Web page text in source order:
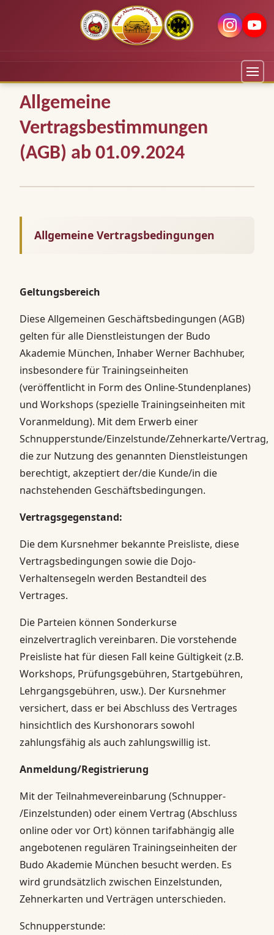
Allgemeine
Vertragsbestimmungen
(AGB) ab 01.09.2024
Allgemeine Vertragsbedingungen
Geltungsbereich
Diese Allgemeinen Geschäftsbedingungen (AGB)
gelten für alle Dienstleistungen der Budo
Akademie München, Inhaber Werner Bachhuber,
insbesondere für Trainingseinheiten
(veröffentlicht in Form des Online-Stundenplanes)
und Workshops (spezielle Trainingseinheiten mit
Voranmeldung). Mit dem Erwerb einer
Schnupperstunde/Einzelstunde/Zehnerkarte/Vertrag,
die zur Nutzung des genannten Dienstleistungen
berechtigt, akzeptiert der/die Kunde/in die
nachstehenden Geschäftsbedingungen.
Vertragsgegenstand:
Die dem Kursnehmer bekannte Preisliste, diese
Vertragsbedingungen sowie die Dojo-
Verhaltensegeln werden Bestandteil des
Vertrages.
Die Parteien können Sonderkurse
einzelvertraglich vereinbaren. Die vorstehende
Preisliste hat für diesen Fall keine Gültigkeit (z.B.
Workshops, Prüfungsgebühren, Startgebühren,
Lehrgangsgebühren, usw.). Der Kursnehmer
versichert, dass er bei Abschluss des Vertrages
hinsichtlich des Kurshonorars sowohl
zahlungsfähig als auch zahlungswillig ist.
Anmeldung/Registrierung
Mit der Teilnahmevereinbarung (Schnupper-
/Einzelstunden) oder einem Vertrag (Abschluss
online oder vor Ort) können tarifabhängig alle
angebotenen regulären Trainingseinheiten der
Budo Akademie München besucht werden. Es
wird grundsätzlich zwischen Einzelstunden,
Zehnerkarten und Verträgen unterschieden.
Schnupperstunde: